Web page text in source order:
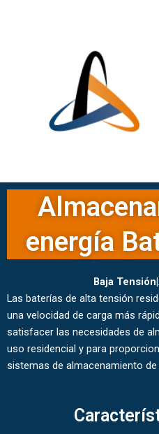
energía
Baja
Las baterías de alta tensión
una velocidad de carga más
satisfacer las necesidades de
uso residencial y para
sistemas de almacenamiento de